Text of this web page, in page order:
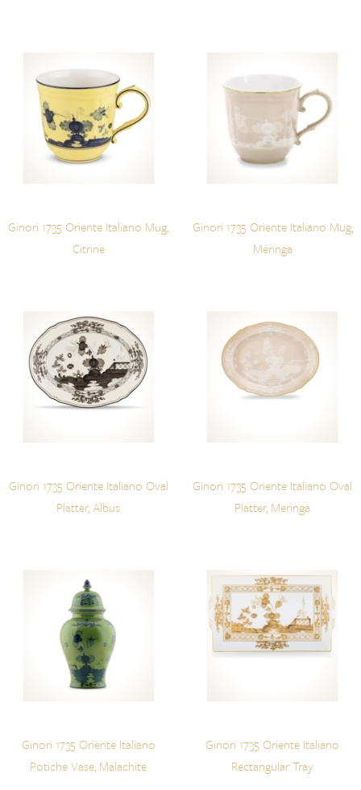
Ginori 1735 Oriente Italiano Mug,
Citrine
Ginori 1735 Oriente Italiano Mug,
Meringa
Ginori 1735 Oriente Italiano Oval
Platter, Albus
Ginori 1735 Oriente Italiano Oval
Platter, Meringa
Ginori 1735 Oriente Italiano
Potiche Vase, Malachite
Ginori 1735 Oriente Italiano
Rectangular Tray